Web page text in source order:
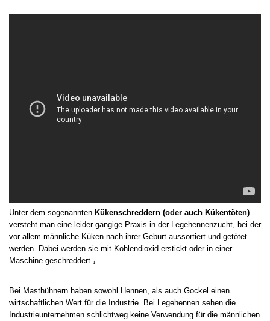
Unter dem sogenannten Kükenschreddern (oder auch Kükentöten)
versteht man eine leider gängige Praxis in der Legehennenzucht, bei der
vor allem männliche Küken nach ihrer Geburt aussortiert und getötet
werden. Dabei werden sie mit Kohlendioxid erstickt oder in einer
Maschine geschreddert.₁
Bei Masthühnern haben sowohl Hennen, als auch Gockel einen
wirtschaftlichen Wert für die Industrie. Bei Legehennen sehen die
Industrieunternehmen schlichtweg keine Verwendung für die männlichen